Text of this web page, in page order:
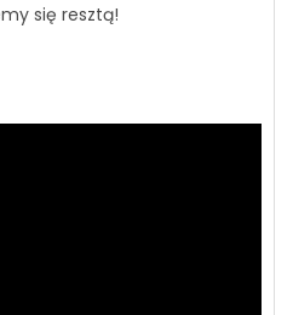
się resztą!